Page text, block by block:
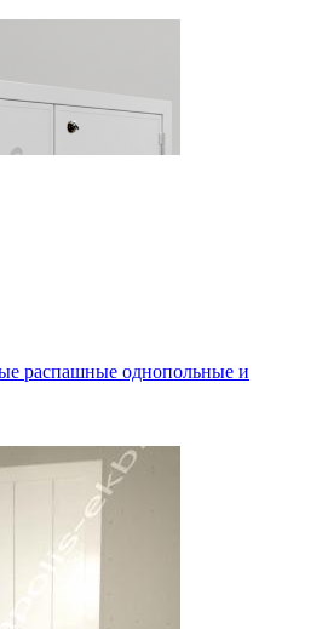
распашные однопольные и